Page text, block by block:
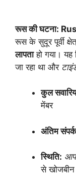
रूस की घटना:
रूस के सुदूर पूर्वी
लापताहो गया। यह
जा रहा था और
कुल
मेंबर
अंतिम
स्थिति:
से